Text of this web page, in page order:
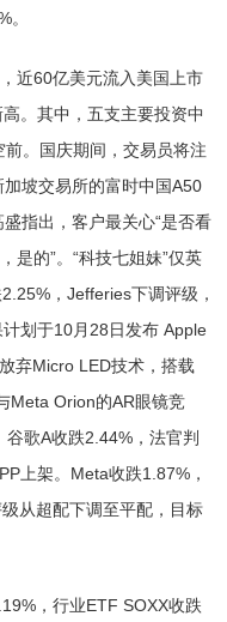
近60亿美元流入美国上市
。其中，五支主要投资中
。国庆期间，交易员将注
坡交易所的富时中国A50
指出，客户最关心“是否看
是的”。“科技七姐妹”仅英
，Jefferies下调评级，
划于10月28日发布 Apple
弃Micro LED技术，搭载
Meta Orion的AR眼镜竞
歌A收跌2.44%，法官判
上架。Meta收跌1.87%，
从超配下调至平配，目标
，行业ETF SOXX收跌